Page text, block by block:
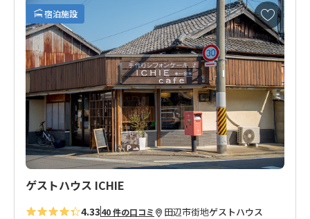
宿泊施設
お
気
に
入
り
に
追
加
ゲストハウス ICHIE
4.3340 件の口コミ 田辺市街地ゲストハウス